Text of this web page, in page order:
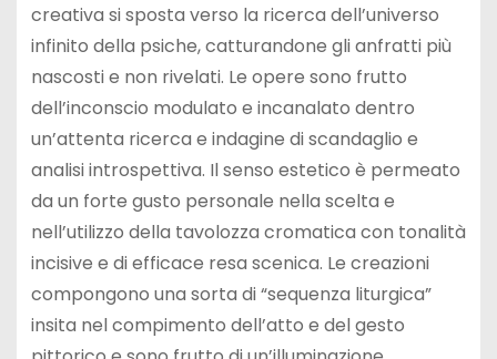
creativa si sposta verso la ricerca dell’universo
infinito della psiche, catturandone gli anfratti più
nascosti e non rivelati. Le opere sono frutto
dell’inconscio modulato e incanalato dentro
un’attenta ricerca e indagine di scandaglio e
analisi introspettiva. Il senso estetico è permeato
da un forte gusto personale nella scelta e
nell’utilizzo della tavolozza cromatica con tonalità
incisive e di efficace resa scenica. Le creazioni
compongono una sorta di “sequenza liturgica”
insita nel compimento dell’atto e del gesto